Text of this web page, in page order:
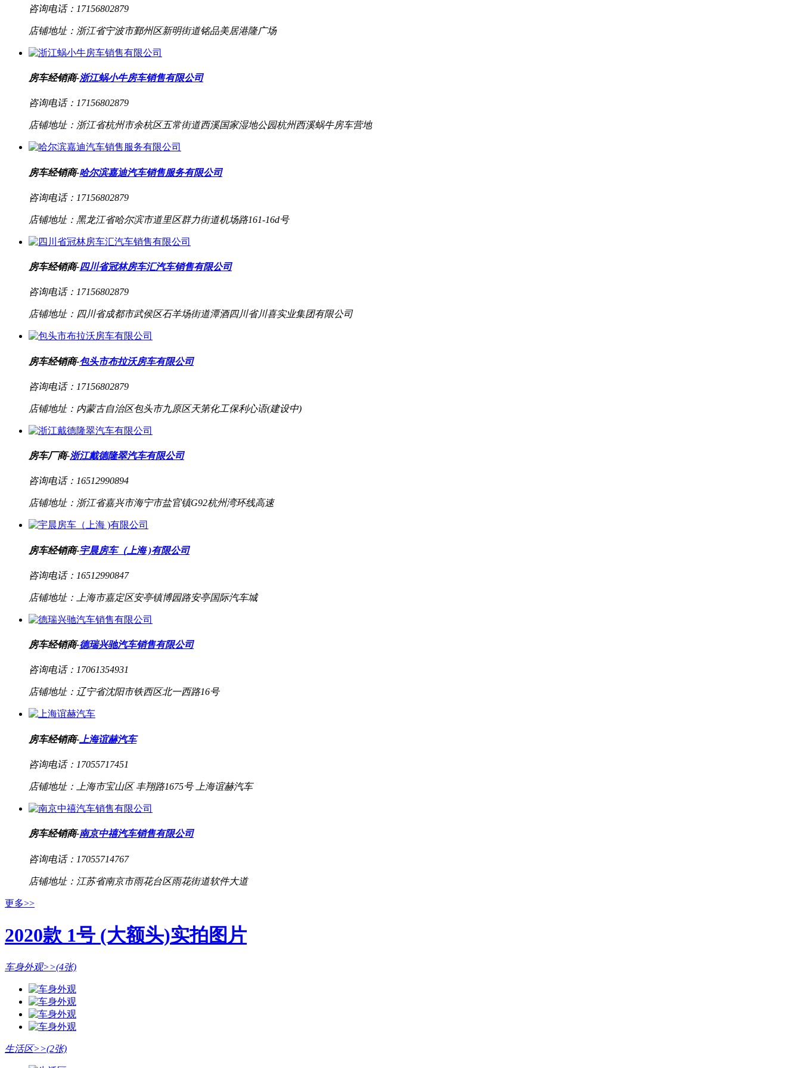
咨询电话： 17156802879
店铺地址： 浙江省宁波市鄞州区新明街道铭品美居港隆广场
房车经销商-浙江蜗小牛房车销售有限公司
咨询电话： 17156802879
店铺地址： 浙江省杭州市余杭区五常街道西溪国家湿地公园杭州西溪蜗牛房车营地
房车经销商-哈尔滨嘉迪汽车销售服务有限公司
咨询电话： 17156802879
店铺地址： 黑龙江省哈尔滨市道里区群力街道机场路161-16d号
房车经销商-四川省冠林房车汇汽车销售有限公司
咨询电话： 17156802879
店铺地址： 四川省成都市武侯区石羊场街道潭酒四川省川喜实业集团有限公司
房车经销商-包头市布拉沃房车有限公司
咨询电话： 17156802879
店铺地址： 内蒙古自治区包头市九原区天第化工保利心语(建设中)
房车厂商-浙江戴德隆翠汽车有限公司
咨询电话： 16512990894
店铺地址： 浙江省嘉兴市海宁市盐官镇G92杭州湾环线高速
房车经销商-宇晨房车（上海 )有限公司
咨询电话： 16512990847
店铺地址： 上海市嘉定区安亭镇博园路安亭国际汽车城
房车经销商-德瑞兴驰汽车销售有限公司
咨询电话： 17061354931
店铺地址： 辽宁省沈阳市铁西区北一西路16号
房车经销商- 上海谊赫汽车
咨询电话： 17055717451
店铺地址： 上海市宝山区 丰翔路1675号 上海谊赫汽车
房车经销商-南京中禧汽车销售有限公司
咨询电话： 17055714767
店铺地址： 江苏省南京市雨花台区雨花街道软件大道
更多>>
2020款 1号 (大额头)实拍图片
车身外观>>(4张)
生活区>>(2张)